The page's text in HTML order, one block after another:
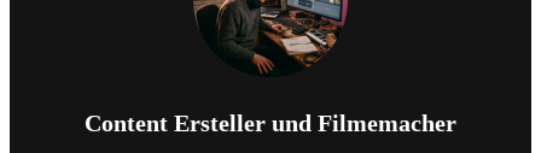
Content Ersteller und Filmemacher